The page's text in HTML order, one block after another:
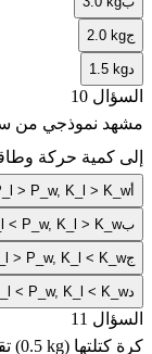
ج2.0 kg
د1.5 kg
السؤال 10
مشهد نموذجي من
إلى كمية حركة
أ> P_w, K_l > K_w
ب< P_w, K_l > K_w
ج> P_w, K_l < K_w
د< P_w, K_l < K_w
السؤال 11
كرة كتلتها (0.5 kg)